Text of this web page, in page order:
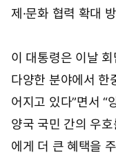
제·문화 협력 확대
이 대통령은 이날
다양한 분야에서 한
어지고 있다”면서 “
양국 국민 간의 우
에게 더 큰 혜택을